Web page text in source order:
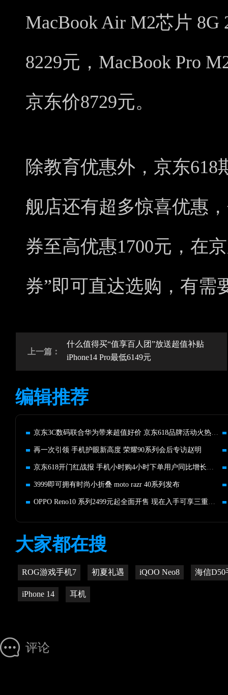
MacBook Air M2芯片
8229元，MacBook Pro
京东价8729元。
除教育优惠外，京东
舰店还有超多惊喜优惠
券至高优惠1700元，在
券”即可直达选购，有需
上一篇：
什么值得买“值享百人团”放送超值补贴
iPhone14 Pro最低6149元
编辑推荐
京东3C数码联合华为带来超值好价 京东618品牌活动火热开展
再一次引领 手机护眼新高度 荣耀90系列会后专访赵明
京东618开门红战报 手机小时购4小时下单用户同比增长超120%
3999即可拥有时尚小折叠 moto razr 40系列发布
OPPO Reno10 系列2499元起全面开售 现在入手可享三重优惠福利
大家都在搜
ROG游戏手机7 初夏礼遇 iQOO Neo8 海信D50
iPhone 14 耳机
评论